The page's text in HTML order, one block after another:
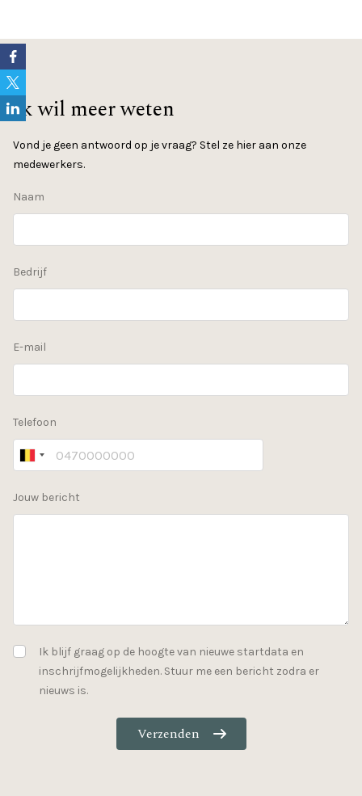
Ik wil meer weten
Vond je geen antwoord op je vraag? Stel ze hier aan onze
medewerkers.
Naam
Bedrijf
E-mail
Telefoon
Jouw bericht
Ik blijf graag op de hoogte van nieuwe startdata en
inschrijfmogelijkheden. Stuur me een bericht zodra er
nieuws is.